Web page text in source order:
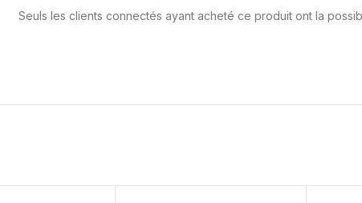
Seuls les clients connectés ayant acheté ce produit ont la